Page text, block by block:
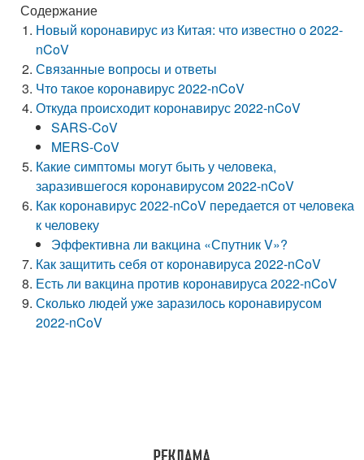
Содержание
Новый коронавирус из Китая: что известно о 2022-
nCoV
Связанные вопросы и ответы
Что такое коронавирус 2022-nCoV
Откуда происходит коронавирус 2022-nCoV
SARS-CoV
MERS-CoV
Какие симптомы могут быть у человека,
заразившегося коронавирусом 2022-nCoV
Как коронавирус 2022-nCoV передается от человека
к человеку
Эффективна ли вакцина «Спутник V»?
Как защитить себя от коронавируса 2022-nCoV
Есть ли вакцина против коронавируса 2022-nCoV
Сколько людей уже заразилось коронавирусом
2022-nCoV